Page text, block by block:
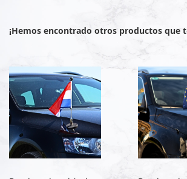
¡Hemos encontrado otros productos que